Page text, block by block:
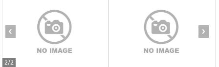
2/2
‹ ›